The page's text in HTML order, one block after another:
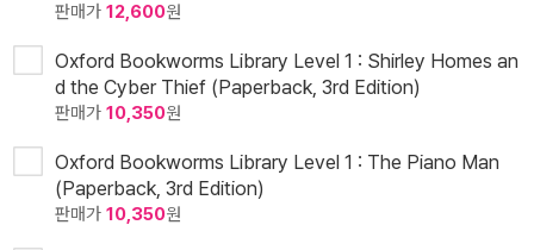
판매가 12,600원
Oxford Bookworms Library Level 1 : Shirley Homes an
d the Cyber Thief (Paperback, 3rd Edition)
판매가 10,350원
Oxford Bookworms Library Level 1 : The Piano Man
(Paperback, 3rd Edition)
판매가 10,350원